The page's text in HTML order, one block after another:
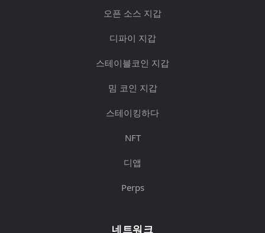
오픈 소스 지갑
디파이 지갑
스테이블코인 지갑
밈 코인 지갑
스테이킹하다
NFT
디앱
Perps
네트워크